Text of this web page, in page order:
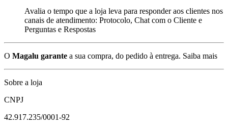
Avalia o tempo que a loja leva para responder aos clientes nos
canais de atendimento: Protocolo, Chat com o Cliente e
Perguntas e Respostas
O Magalu garante a sua compra, do pedido à entrega. Saiba mais
Sobre a loja
CNPJ
42.917.235/0001-92